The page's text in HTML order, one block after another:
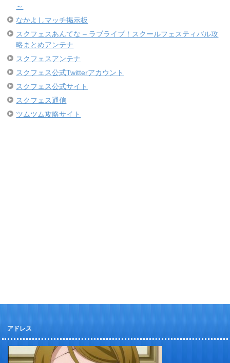
～
なかよしマッチ掲示板
スクフェスあんてな – ラブライブ！スクールフェスティバル攻
略まとめアンテナ
スクフェスアンテナ
スクフェス公式Twitterアカウント
スクフェス公式サイト
スクフェス通信
ツムツム攻略サイト
アドレス